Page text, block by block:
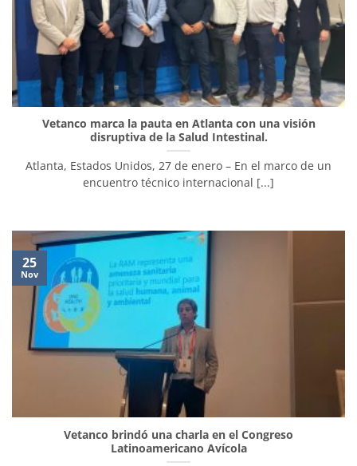
Vetanco marca la pauta en Atlanta con una visión
disruptiva de la Salud Intestinal.
Atlanta, Estados Unidos, 27 de enero – En el marco de un
encuentro técnico internacional [...]
Vetanco brindó una charla en el Congreso
Latinoamericano Avícola
25
Nov